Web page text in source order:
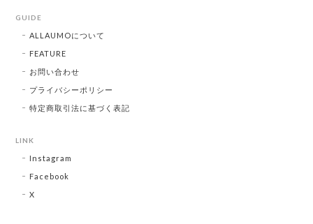
GUIDE
ALLAUMOについて
FEATURE
お問い合わせ
プライバシーポリシー
特定商取引法に基づく表記
LINK
Instagram
Facebook
X